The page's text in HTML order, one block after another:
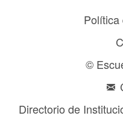
Política
©
Directorio de